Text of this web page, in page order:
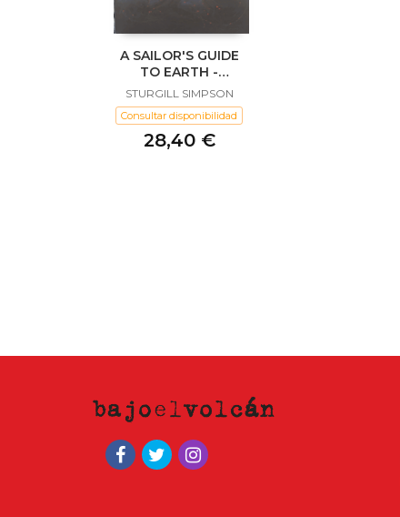
A SAILOR'S GUIDE
TO EARTH -
CRYSTAL-CLEAR
STURGILL SIMPSON
Consultar disponibilidad
28,40 €